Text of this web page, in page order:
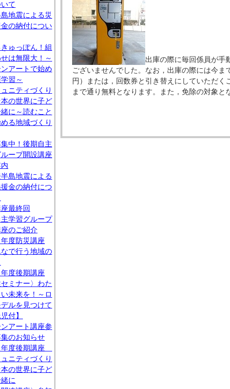
て
地震による災
の納付につい
ゅっぽん！組
は無限大！～
アートで始め
習～
ニティづくり
の世界に子ど
に～読むこと
る地域づくり
中！後期自主
ープ開設講座
半島地震による
金の納付につ
最終回
学習グループ
のご紹介
度防災講座
なで行う地域の
度後期講座
セミナー〉わた
い未来を！～ロ
ルを見つけて
付】
アート講座参
のお知らせ
年度後期講座
ニティづくり
の世界に子ど
に
出庫の際に毎回係員が手
ございませんでした。なお，出庫の際には今
円）または，回数券と引き替えにしていただ
まで通り無料となります。また，免除の対象と